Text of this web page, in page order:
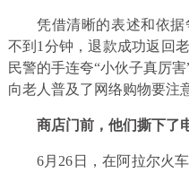
凭借清晰的表述和依据
不到1分钟，退款成功返回
民警的手连夸“小伙子真厉
向老人普及了网络购物要注
商店门前，他们撕下了
6月26日，在阿拉尔火